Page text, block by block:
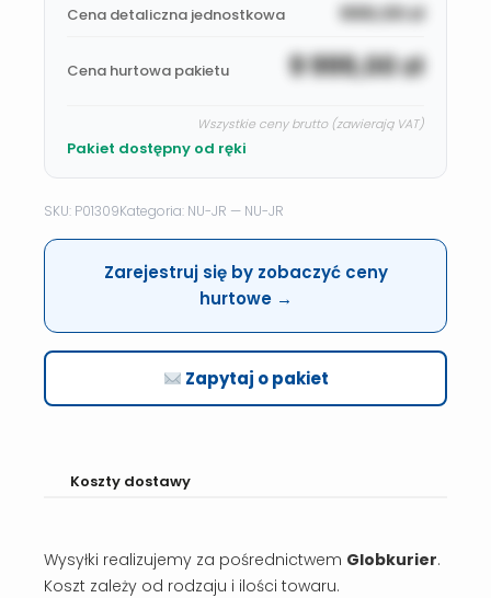
Cena detaliczna jednostkowa 999,00zł
Cena hurtowa pakietu 9 999,00zł
Wszystkie ceny brutto (zawierają VAT)
Pakiet dostępny od ręki
SKU: P01309Kategoria: NU-JR — NU-JR
Zarejestruj się by zobaczyć ceny
hurtowe →
Zapytaj o pakiet
Koszty dostawy
Wysyłki realizujemy za pośrednictwem Globkurier.
Koszt zależy od rodzaju i ilości towaru.